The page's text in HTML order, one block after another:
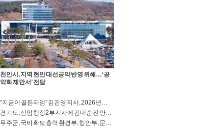
천안시, 지역 현안 대선공약 반영 위해…‘공
약화 제안서’ 전달
“지금이 골든타임” 김관영 지사, 2026년도 국가예산 확보 총력
경기도, 신임 행정2부지사에 김대순 전 안산부시장 임명
무주군, 국비 확보 총력 환경부, 행안부, 문체부 등 중앙부처 잇따라 방문